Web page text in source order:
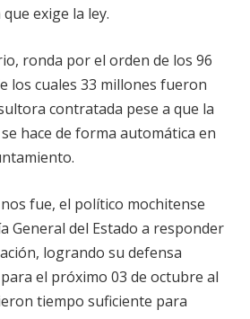
exige la ley.
ronda por el orden de los 96
los cuales 33 millones fueron
contratada pese a que la
hace de forma automática en
fue, el político mochitense
General del Estado a responder
logrando su defensa
el próximo 03 de octubre al
tiempo suficiente para